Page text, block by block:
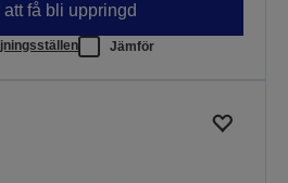
att få bli uppringd
Jämför